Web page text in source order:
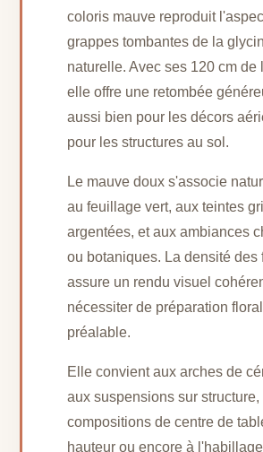
coloris mauve reproduit
grappes tombantes de la
naturelle. Avec ses 120 cm de
elle offre une retombée
aussi bien pour les décors
pour les structures au sol.
Le mauve doux s'associe
au feuillage vert, aux teintes
argentées, et aux ambiances
ou botaniques. La densité des
assure un rendu visuel
nécessiter de préparation
préalable.
Elle convient aux arches de
aux suspensions sur structure,
compositions de centre de
hauteur ou encore à